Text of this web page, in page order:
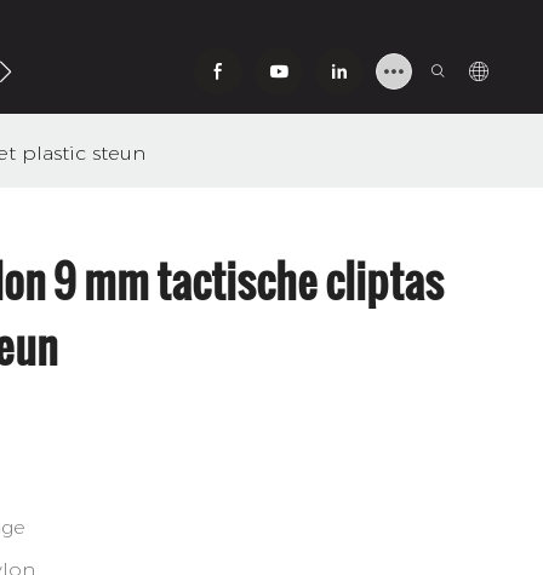
plastic steun
9 mm tactische cliptas